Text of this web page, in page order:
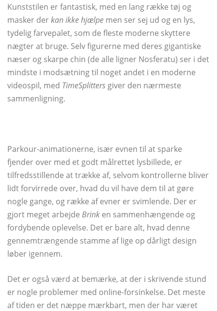
Kunststilen er fantastisk, med en lang række tøj og
masker derkan ikke hjælpe men ser sej ud og en lys,
tydelig farvepalet, som de fleste moderne skyttere
nægter at bruge. Selv figurerne med deres gigantiske
næser og skarpe chin (de alle ligner Nosferatu) ser i det
mindste i modsætning til noget andet i en moderne
videospil, med TimeSplitters giver den nærmeste
sammenligning.
Parkour-animationerne, især evnen til at sparke
fjender over med et godt målrettet lysbillede, er
tilfredsstillende at trække af, selvom kontrollerne bliver
lidt forvirrede over, hvad du vil have dem til at gøre
nogle gange, og række af evner er svimlende. Der er
gjort meget arbejde Brink en sammenhængende og
fordybende oplevelse. Det er bare alt, hvad denne
gennemtrængende stamme af lige op dårligt design
løber igennem.
Det er også værd at bemærke, at der i skrivende stund
er nogle problemer med online-forsinkelse. Det meste
af tiden er det næppe mærkbart, men der har været